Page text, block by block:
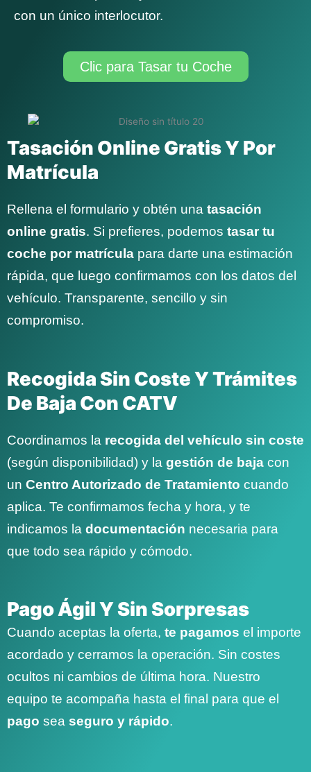
con un único interlocutor.
Clic para Tasar tu Coche
Tasación Online Gratis Y Por
Matrícula
Rellena el formulario y obtén una tasación
online gratis. Si prefieres, podemos tasar tu
coche por matrícula para darte una estimación
rápida, que luego confirmamos con los datos del
vehículo. Transparente, sencillo y sin
compromiso.
Recogida Sin Coste Y Trámites
De Baja Con CATV
Coordinamos la recogida del vehículo sin coste
(según disponibilidad) y la gestión de baja con
un Centro Autorizado de Tratamiento cuando
aplica. Te confirmamos fecha y hora, y te
indicamos la documentación necesaria para
que todo sea rápido y cómodo.
Pago Ágil Y Sin Sorpresas
Cuando aceptas la oferta, te pagamos el importe
acordado y cerramos la operación. Sin costes
ocultos ni cambios de última hora. Nuestro
equipo te acompaña hasta el final para que el
pago sea seguro y rápido.